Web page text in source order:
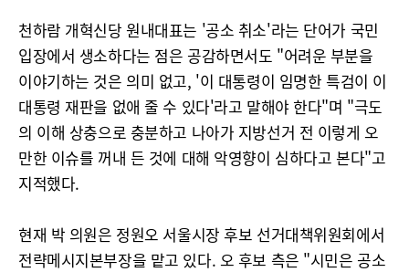
천하람 개혁신당 원내대표는 '공소 취소'라는 단어가 국민
입장에서 생소하다는 점은 공감하면서도 "어려운 부분을
이야기하는 것은 의미 없고, '이 대통령이 임명한 특검이 이
대통령 재판을 없애 줄 수 있다'라고 말해야 한다"며 "극도
의 이해 상충으로 충분하고 나아가 지방선거 전 이렇게 오
만한 이슈를 꺼내 든 것에 대해 악영향이 심하다고 본다"고
지적했다.
현재 박 의원은 정원오 서울시장 후보 선거대책위원회에서
전략메시지본부장을 맡고 있다. 오 후보 측은 "시민은 공소